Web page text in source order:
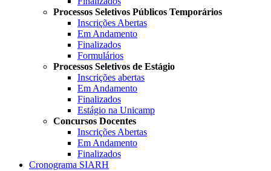
Processos Seletivos Públicos Temporários
Inscrições Abertas
Em Andamento
Finalizados
Formulários
Processos Seletivos de Estágio
Inscrições abertas
Em Andamento
Finalizados
Estágio na Unicamp
Concursos Docentes
Inscrições Abertas
Em Andamento
Finalizados
Cronograma SIARH